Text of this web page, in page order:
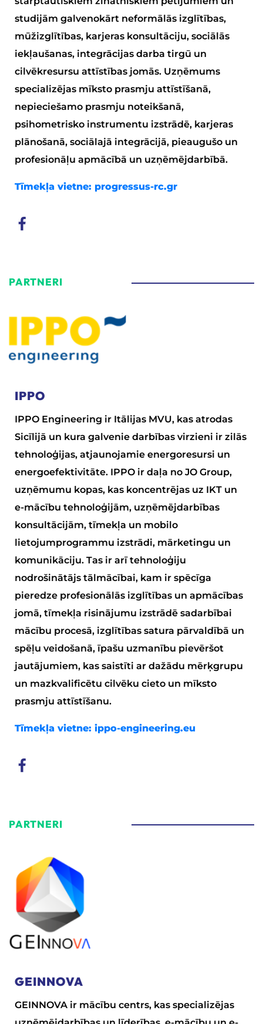
studijām galvenokārt neformālās izglītības,
mūžizglītības, karjeras konsultāciju, sociālās
iekļaušanas, integrācijas darba tirgū un
cilvēkresursu attīstības jomās. Uzņēmums
specializējas mīksto prasmju attīstīšanā,
nepieciešamo prasmju noteikšanā,
psihometrisko instrumentu izstrādē, karjeras
plānošanā, sociālajā integrācijā, pieaugušo un
profesionāļu apmācībā un uzņēmējdarbībā.
Tīmekļa vietne: progressus-rc.gr
PARTNERI
IPPO
IPPO Engineering ir Itālijas MVU, kas atrodas
Sicīlijā un kura galvenie darbības virzieni ir zilās
tehnoloģijas, atjaunojamie energoresursi un
energoefektivitāte. IPPO ir daļa no JO Group,
uzņēmumu kopas, kas koncentrējas uz IKT un
e-mācību tehnoloģijām, uzņēmējdarbības
konsultācijām, tīmekļa un mobilo
lietojumprogrammu izstrādi, mārketingu un
komunikāciju. Tas ir arī tehnoloģiju
nodrošinātājs tālmācībai, kam ir spēcīga
pieredze profesionālās izglītības un apmācības
jomā, tīmekļa risinājumu izstrādē sadarbībai
mācību procesā, izglītības satura pārvaldībā un
spēļu veidošanā, īpašu uzmanību pievēršot
jautājumiem, kas saistīti ar dažādu mērķgrupu
un mazkvalificētu cilvēku cieto un mīksto
prasmju attīstīšanu.
Tīmekļa vietne: ippo-engineering.eu
PARTNERI
GEINNOVA
GEINNOVA ir mācību centrs, kas specializējas